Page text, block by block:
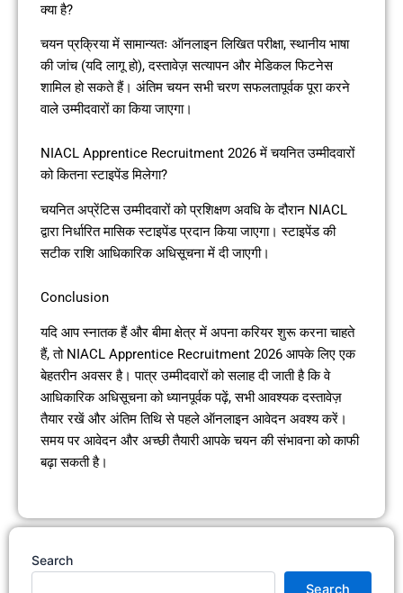
क्या है?
चयन प्रक्रिया में सामान्यतः ऑनलाइन लिखित परीक्षा, स्थानीय भाषा
की जांच (यदि लागू हो), दस्तावेज़ सत्यापन और मेडिकल फिटनेस
शामिल हो सकते हैं। अंतिम चयन सभी चरण सफलतापूर्वक पूरा करने
वाले उम्मीदवारों का किया जाएगा।
NIACL Apprentice Recruitment 2026 में चयनित उम्मीदवारों
को कितना स्टाइपेंड मिलेगा?
चयनित अप्रेंटिस उम्मीदवारों को प्रशिक्षण अवधि के दौरान NIACL
द्वारा निर्धारित मासिक स्टाइपेंड प्रदान किया जाएगा। स्टाइपेंड की
सटीक राशि आधिकारिक अधिसूचना में दी जाएगी।
Conclusion
यदि आप स्नातक हैं और बीमा क्षेत्र में अपना करियर शुरू करना चाहते
हैं, तो NIACL Apprentice Recruitment 2026 आपके लिए एक
बेहतरीन अवसर है। पात्र उम्मीदवारों को सलाह दी जाती है कि वे
आधिकारिक अधिसूचना को ध्यानपूर्वक पढ़ें, सभी आवश्यक दस्तावेज़
तैयार रखें और अंतिम तिथि से पहले ऑनलाइन आवेदन अवश्य करें।
समय पर आवेदन और अच्छी तैयारी आपके चयन की संभावना को काफी
बढ़ा सकती है।
Search
Search